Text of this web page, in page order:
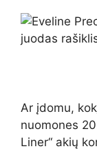
Ar įdomu,
nuomones
Liner“ akių